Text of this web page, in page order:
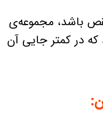
باشد، مجموعه‌ی
در کمتر جایی آن